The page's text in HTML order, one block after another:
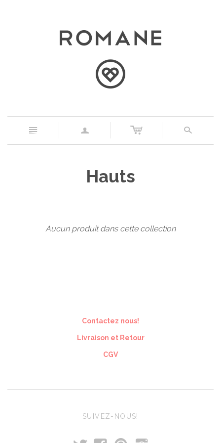
n a c s
Hauts
Aucun produit dans cette collection
Contactez nous!
Livraison et Retour
CGV
SUIVEZ-NOUS!